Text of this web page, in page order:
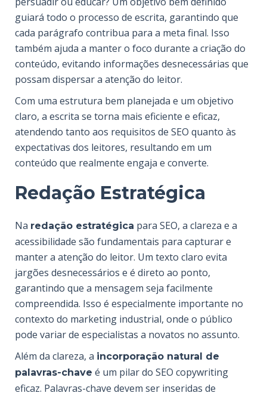
guiará todo o processo de escrita, garantindo que
cada parágrafo contribua para a meta final. Isso
também ajuda a manter o foco durante a criação do
conteúdo, evitando informações desnecessárias que
possam dispersar a atenção do leitor.
Com uma estrutura bem planejada e um objetivo
claro, a escrita se torna mais eficiente e eficaz,
atendendo tanto aos requisitos de SEO quanto às
expectativas dos leitores, resultando em um
conteúdo que realmente engaja e converte.
Redação Estratégica
Na redação estratégica para SEO, a clareza e a
acessibilidade são fundamentais para capturar e
manter a atenção do leitor. Um texto claro evita
jargões desnecessários e é direto ao ponto,
garantindo que a mensagem seja facilmente
compreendida. Isso é especialmente importante no
contexto do marketing industrial, onde o público
pode variar de especialistas a novatos no assunto.
Além da clareza, a incorporação natural de
palavras-chave é um pilar do SEO copywriting
eficaz. Palavras-chave devem ser inseridas de